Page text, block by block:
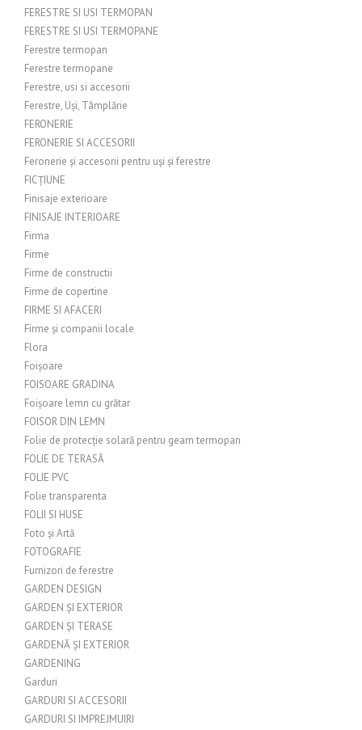
FERESTRE SI USI TERMOPAN
FERESTRE SI USI TERMOPANE
Ferestre termopan
Ferestre termopane
Ferestre, usi si accesorii
Ferestre, Uși, Tâmplărie
FERONERIE
FERONERIE SI ACCESORII
Feronerie și accesorii pentru uși și ferestre
FICȚIUNE
Finisaje exterioare
FINISAJE INTERIOARE
Firma
Firme
Firme de constructii
Firme de copertine
FIRME SI AFACERI
Firme și companii locale
Flora
Foișoare
FOISOARE GRADINA
Foișoare lemn cu grătar
FOISOR DIN LEMN
Folie de protecție solară pentru geam termopan
FOLIE DE TERASĂ
FOLIE PVC
Folie transparenta
FOLII SI HUSE
Foto și Artă
FOTOGRAFIE
Furnizori de ferestre
GARDEN DESIGN
GARDEN ȘI EXTERIOR
GARDEN ȘI TERASE
GARDENĂ ȘI EXTERIOR
GARDENING
Garduri
GARDURI SI ACCESORII
GARDURI SI IMPREJMUIRI